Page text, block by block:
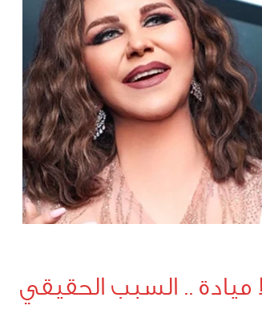
ميادة .. السبب الحقيقي